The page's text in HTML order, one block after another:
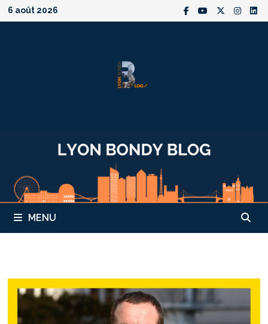
Passer
au
6 août 2026
MENU